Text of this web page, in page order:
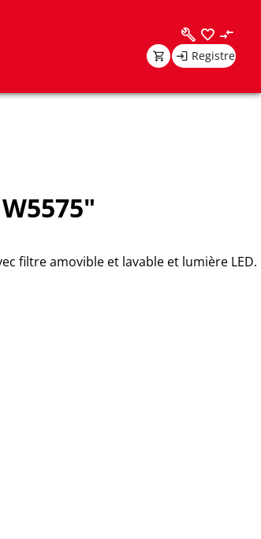
Registre
filtre amovible et lavable et lumière LED.